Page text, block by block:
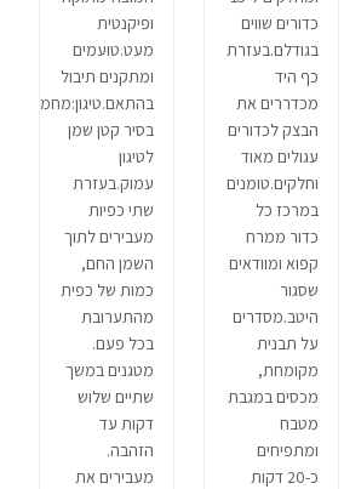
כדורים שווים
בגודלם.בעזרת
כף היד
מכדררים את
הבצק לכדורים
עגולים מאוד
וחלקים.טומנים
במרכז כל
כדור ממרח
קפוא ומוודאים
שסגור
היטב.מסדרים
על תבנית
מקומחת,
מכסים במגבת
מטבח
ומתפיחים
כ-20 דקות
ופיקנטית
מעט.טועמים
ומתקנים תיבול
בהתאם.טיגון:מחממים
בסיר קטן שמן
לטיגון
עמוק.בעזרת
שתי כפיות
מעבירים לתוך
השמן החם,
כמות של כפית
מהתערובת
בכל פעם.
מטגנים במשך
שתיים שלוש
דקות עד
הזהבה.
מעבירים את